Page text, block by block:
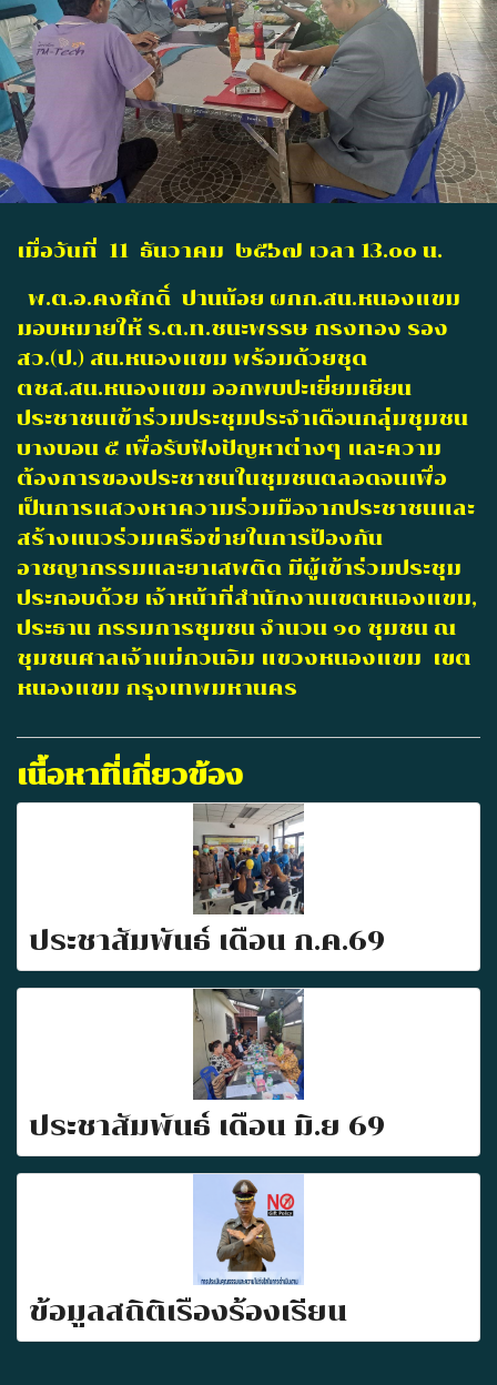
เมื่อวันที่ 11 ธันวาคม ๒๕๖๗ เวลา 13.๐๐ น.
พ.ต.อ.คงศักดิ์ ปานน้อย ผกก.สน.หนองแขม
มอบหมายให้ ร.ต.ท.ชนะพรรษ กรงทอง รอง
สว.(ป.) สน.หนองแขม พร้อมด้วยชุด
ตชส.สน.หนองแขม ออกพบปะเยี่ยมเยียน
ประชาชนเข้าร่วมประชุมประจำเดือนกลุ่มชุมชน
บางบอน ๕ เพื่อรับฟังปัญหาต่างๆ และความ
ต้องการของประชาชนในชุมชนตลอดจนเพื่อ
เป็นการแสวงหาความร่วมมือจากประชาชนและ
สร้างแนวร่วมเครือข่ายในการป้องกัน
อาชญากรรมและยาเสพติด มีผู้เข้าร่วมประชุม
ประกอบด้วย เจ้าหน้าที่สำนักงานเขตหนองแขม,
ประธาน กรรมการชุมชน จำนวน ๑๐ ชุมชน ณ
ชุมชนศาลเจ้าแม่กวนอิม แขวงหนองแขม เขต
หนองแขม กรุงเทพมหานคร
เนื้อหาที่เกี่ยวข้อง
ประชาสัมพันธ์ เดือน ก.ค.69
ประชาสัมพันธ์ เดือน มิ.ย 69
ข้อมูลสถิติเรื่องร้องเรียน